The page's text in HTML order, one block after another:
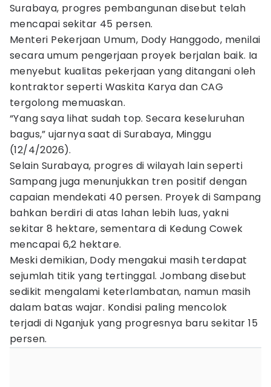
Surabaya, progres pembangunan disebut telah
mencapai sekitar 45 persen.
Menteri Pekerjaan Umum, Dody Hanggodo, menilai
secara umum pengerjaan proyek berjalan baik. Ia
menyebut kualitas pekerjaan yang ditangani oleh
kontraktor seperti Waskita Karya dan CAG
tergolong memuaskan.
“Yang saya lihat sudah top. Secara keseluruhan
bagus,” ujarnya saat di Surabaya, Minggu
(12/4/2026).
Selain Surabaya, progres di wilayah lain seperti
Sampang juga menunjukkan tren positif dengan
capaian mendekati 40 persen. Proyek di Sampang
bahkan berdiri di atas lahan lebih luas, yakni
sekitar 8 hektare, sementara di Kedung Cowek
mencapai 6,2 hektare.
Meski demikian, Dody mengakui masih terdapat
sejumlah titik yang tertinggal. Jombang disebut
sedikit mengalami keterlambatan, namun masih
dalam batas wajar. Kondisi paling mencolok
terjadi di Nganjuk yang progresnya baru sekitar 15
persen.